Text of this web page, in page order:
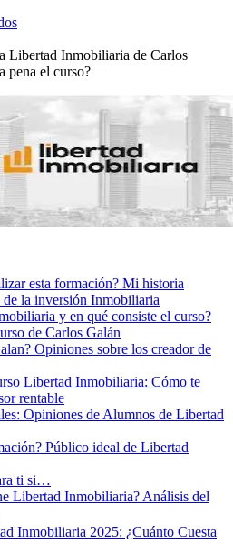
Libertad Inmobiliaria de Carlos
pena el curso?
esta formación? Mi historia
la inversión Inmobiliaria
y en qué consiste el curso?
de Carlos Galán
Opiniones sobre los creador de
Libertad Inmobiliaria: Cómo te
rentable
Opiniones de Alumnos de Libertad
Público ideal de Libertad
ti si…
Libertad Inmobiliaria? Análisis del
Inmobiliaria 2025: ¿Cuánto Cuesta